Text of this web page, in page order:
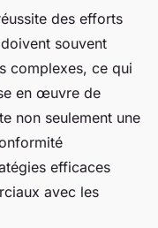
des efforts
souvent
complexes, ce qui
en œuvre de
non seulement une
efficaces
avec les